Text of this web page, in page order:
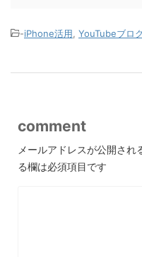
-iPhone活用 YouTubeブロ
comment
メールアドレスが公開され
る欄は必須項目です